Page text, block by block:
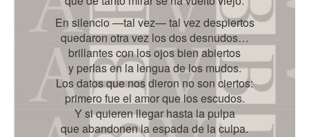
En silencio —tal vez— tal vez despiertos
quedaron otra vez los dos desnudos…
brillantes con los ojos bien abiertos
y perlas en la lengua de los mudos.
Los datos que nos dieron no son ciertos:
primero fue el amor que los escudos.
Y si quieren llegar hasta la pulpa
que abandonen la espada de la culpa.